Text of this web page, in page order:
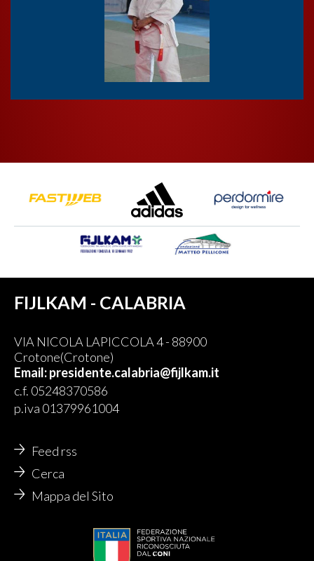
FIJLKAM - CALABRIA
VIA NICOLA LAPICCOLA 4 - 88900
Crotone(Crotone)
Email: presidente.calabria@fijlkam.it
c.f. 05248370586
p.iva 01379961004
Feed rss
Cerca
Mappa del Sito